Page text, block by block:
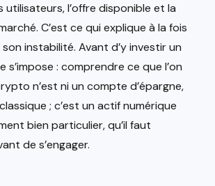
utilisateurs, l’offre disponible et la
C’est ce qui explique à la fois
instabilité. Avant d’y investir un
s’impose : comprendre ce que l’on
n’est ni un compte d’épargne,
; c’est un actif numérique
bien particulier, qu’il faut
de s’engager.